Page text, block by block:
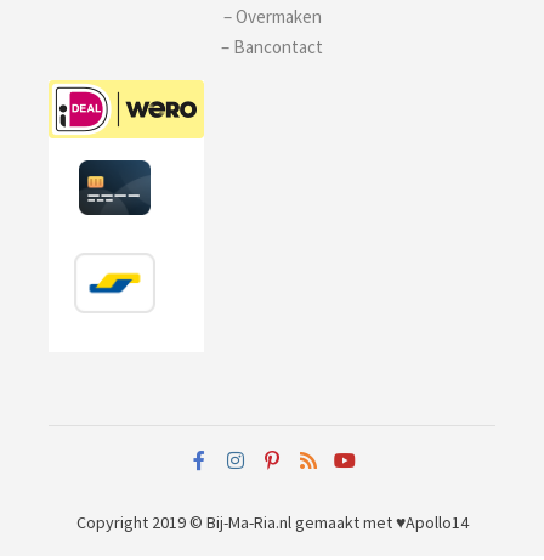
– Overmaken
– Bancontact
Copyright 2019 © Bij-Ma-Ria.nlgemaakt met ♥Apollo14